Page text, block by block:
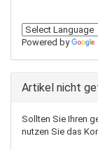
Powered by
Artikel nicht
Sollten Sie Ihren
nutzen Sie das